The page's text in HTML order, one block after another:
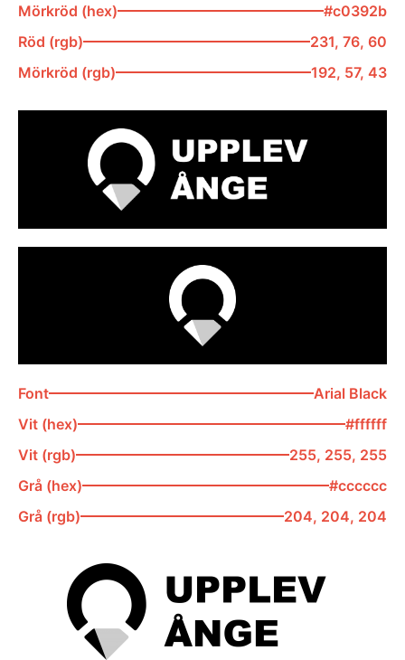
Mörkröd (hex)
#c0392b
Röd (rgb)
231, 76, 60
Mörkröd (rgb)
192, 57, 43
Font
Arial Black
Vit (hex)
#ffffff
Vit (rgb)
255, 255, 255
Grå (hex)
#cccccc
Grå (rgb)
204, 204, 204